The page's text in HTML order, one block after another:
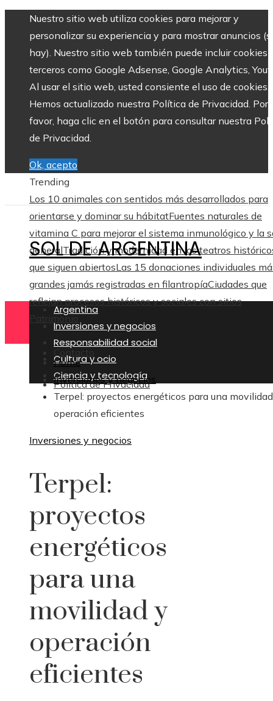
Nuestro sitio web utiliza cookies para mejorar y
personalizar su experiencia y para mostrar anuncios
hay). Nuestro sitio web también puede incluir cookies
terceros como Google Adsense, Google Analytics,
Al usar el sitio web, usted consiente el uso de cookies.
Hemos actualizado nuestra Política de Privacidad. Por
favor, haga clic en el botón para consultar nuestra
de Privacidad.
Ok, acepto
Trending
Los 10 animales con sentidos más desarrollados para
orientarse y dominar su hábitatFuentes naturales de
vitamina C para mejorar el sistema inmunológico y la
generalTradición y modernidad en los teatros
que siguen abiertosLas 15 donaciones individuales
grandes jamás registradas en filantropíaCiudades que
reflejan procesos históricos y sociales con sitios
Patrimonio
Contacto
Política de Privacidad
SOL DE ARGENTINA
Argentina
Inversiones y negocios
Responsabilidad social
Cultura y ocio
Ciencia y tecnología
Home
Inversiones y negocios
Terpel: proyectos energéticos para una
operación eficientes
Inversiones y negocios
Terpel:
proyectos
energéticos
para una
movilidad y
operación
eficientes